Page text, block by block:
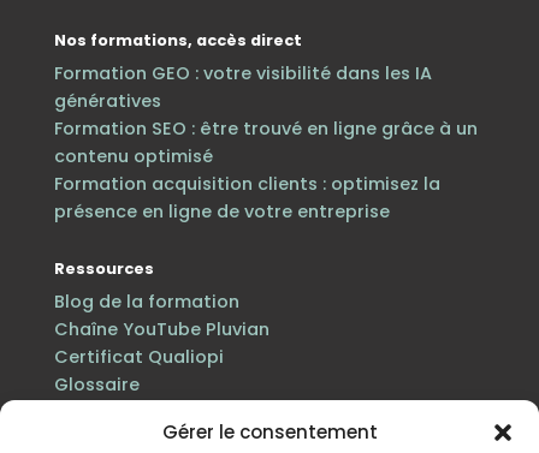
Gérer le consentement
Nos formations, accès direct
Formation GEO : votre visibilité dans les IA
génératives
Formation SEO : être trouvé en ligne grâce à un
contenu optimisé
Formation acquisition clients : optimisez la
présence en ligne de votre entreprise
Ressources
Blog de la formation
Chaîne YouTube Pluvian
Certificat Qualiopi
Glossaire